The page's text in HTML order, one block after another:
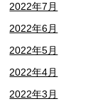
2022年7月
2022年6月
2022年5月
2022年4月
2022年3月